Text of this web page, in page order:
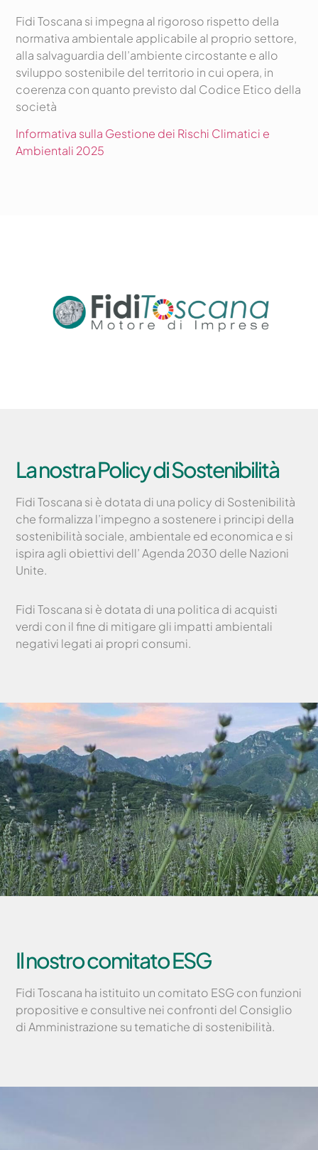
Fidi Toscana si impegna al rigoroso rispetto della
normativa ambientale applicabile al proprio settore,
alla salvaguardia dell’ambiente circostante e allo
sviluppo sostenibile del territorio in cui opera, in
coerenza con quanto previsto dal Codice Etico della
società
Informativa sulla Gestione dei Rischi Climatici e
Ambientali 2025
La nostra Policy di Sostenibilità
Fidi Toscana si è dotata di una policy di Sostenibilità
che formalizza l’impegno a sostenere i principi della
sostenibilità sociale, ambientale ed economica e si
ispira agli obiettivi dell’ Agenda 2030 delle Nazioni
Unite.
Fidi Toscana si è dotata di una politica di acquisti
verdi con il fine di mitigare gli impatti ambientali
negativi legati ai propri consumi.
Il nostro comitato ESG
Fidi Toscana ha istituito un comitato ESG con funzioni
propositive e consultive nei confronti del Consiglio
di Amministrazione su tematiche di sostenibilità.